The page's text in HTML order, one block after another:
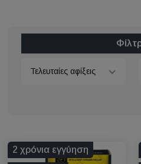
Τελευταίες αφίξεις
2 χρόνια εγγύηση